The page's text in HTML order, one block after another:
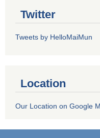
Twitter
Tweets by HelloMaiMun
Location
Our Location on Google